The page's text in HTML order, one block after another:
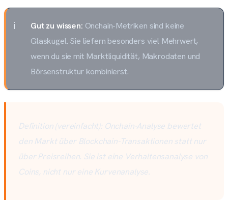
Gut zu wissen: Onchain-Metriken sind keine
Glaskugel. Sie liefern besonders viel Mehrwert,
wenn du sie mit Marktliquidität, Makrodaten und
Börsenstruktur kombinierst.
Definition (vereinfacht): Onchain-Analyse bewertet
den Markt über Blockchain-Transaktionen statt nur
über Preisreihen. Sie ist eine Verhaltensanalyse von
Coins, nicht nur eine Kurvenanalyse.